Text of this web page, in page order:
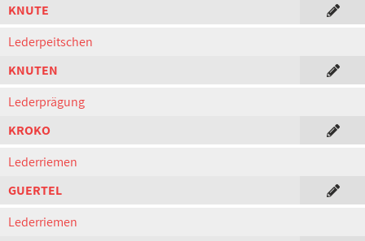
KNUTE
Lederpeitschen
KNUTEN
Lederprägung
KROKO
Lederriemen
GUERTEL
Lederriemen